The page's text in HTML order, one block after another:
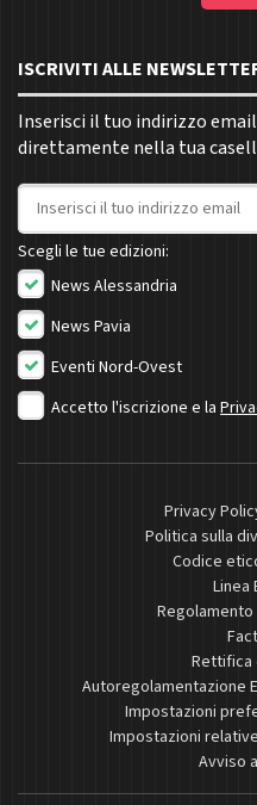
ISCRIVITI ALLE
Inserisci il tuo indirizzo
direttamente nella tua
Indirizzo email
Scegli le tue edizioni:
News Alessandria
News Pavia
Eventi Nord-Ovest
Accetto l'iscrizione e la
Privacy
Politica sulla
Codice
Linea
Rettifica
Autoregolamentazione
Impostazioni
Impostazioni
Avviso